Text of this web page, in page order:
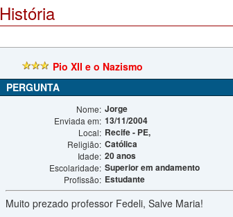
História
Pio XII e o Nazismo
PERGUNTA
Nome: Jorge
Enviada em: 13/11/2004
Local: Recife - PE,
Religião: Católica
Idade: 20 anos
Escolaridade: Superior em andamento
Profissão: Estudante
Muito prezado professor Fedeli, Salve Maria!